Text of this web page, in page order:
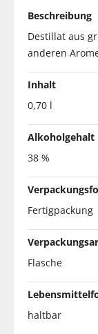
Beschreibung
Destillat aus
anderen
Inhalt
0,70 l
Alkoholgehalt
38 %
Fertigpackung
Flasche
haltbar